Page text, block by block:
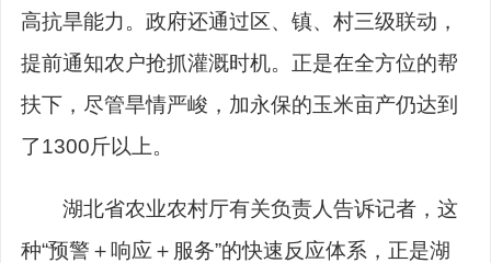
高抗旱能力。政府还通过区、镇、村三级联动，
提前通知农户抢抓灌溉时机。正是在全方位的帮
扶下，尽管旱情严峻，加永保的玉米亩产仍达到
了1300斤以上。
湖北省农业农村厅有关负责人告诉记者，这
种“预警＋响应＋服务”的快速反应体系，正是湖